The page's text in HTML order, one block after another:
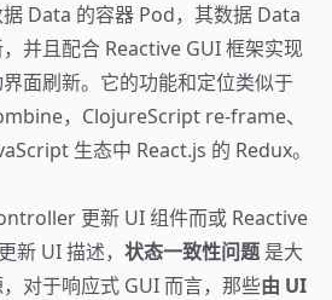
Data 的容器 Pod，其数据 Data
并且配合 Reactive GUI 框架实现
面刷新。它的功能和定位类似于
，ClojureScript re-frame、
生态中 React.js 的 Redux。
更新 UI 组件而或 Reactive
新 UI 描述， 状态一致性问题 是大
对于响应式 GUI 而言，那些由 UI